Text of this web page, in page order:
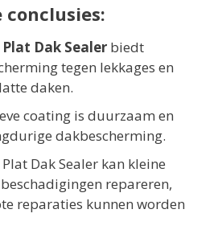
Dak Sealer biedt
tegen lekkages en
daken.
coating is duurzaam en
dakbescherming.
Plat Dak Sealer kan kleine
repareren,
reparaties kunnen worden